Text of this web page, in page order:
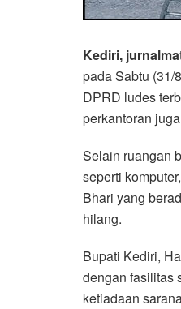
Kediri,
pada Sabtu (31/
DPRD ludes
perkantoran
Selain ruangan
seperti
Bhari yang
hilang.
Bupati Kediri,
dengan fasilitas
ketiadaan